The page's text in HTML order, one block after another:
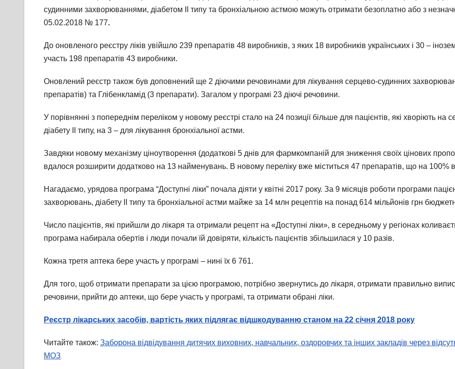
судинними захворюваннями, діабетом ІІ типу та бронхіальною астмою можуть отримати безоплатно або з
05.02.2018 № 177​.
До оновленого реєстру ліків увійшло 239 препаратів 48 виробників, з яких 18 виробників українських і 30 –
участь 198 препаратів 43 виробники.
Оновлений реєстр також був доповнений ще 2 діючими речовинами для лікування серцево-судинних
препаратів) та Глібенкламід (3 препарати). Загалом у програмі 23 діючі речовини.
У порівнянні з попереднім переліком у новому реєстрі стало на 24 позиції більше для пацієнтів, які хворіють
діабету ІІ типу, на 3 – для лікування бронхіальної астми.
Завдяки новому механізму ціноутворення (додаткові 5 днів для фармкомпаній для зниження своїх цінових
вдалося розширити додатково на 13 найменувань. В новому переліку вже міститься 47 препаратів, що на 100%
Нагадаємо, урядова програма “Доступні ліки” почала діяти у квітні 2017 року. За 9 місяців роботи програми
захворювань, діабету ІІ типу та бронхіальної астми майже за 14 млн рецептів на понад 614 мільйонів грн
Число пацієнтів, які прийшли до лікаря та отримали рецепт на «Доступні ліки», в середньому у регіонах
програма набирала обертів і люди почали їй довіряти, кількість пацієнтів збільшилася у 10 разів.
Кожна третя аптека бере участь у програмі – нині їх 6 761.
Для того, щоб отримати препарати за цією програмою, потрібно звернутись до лікаря, отримати правильно
речовини, прийти до аптеки, що бере участь у програмі, та отримати обрані ліки.
Реєстр лікарських засобів, вартість яких підлягає відшкодуванню станом на 22 січня 2018 року
Читайте також: Заборона відвідування дитячих виховних, навчальних, оздоровчих та інших закладів через
МОЗ